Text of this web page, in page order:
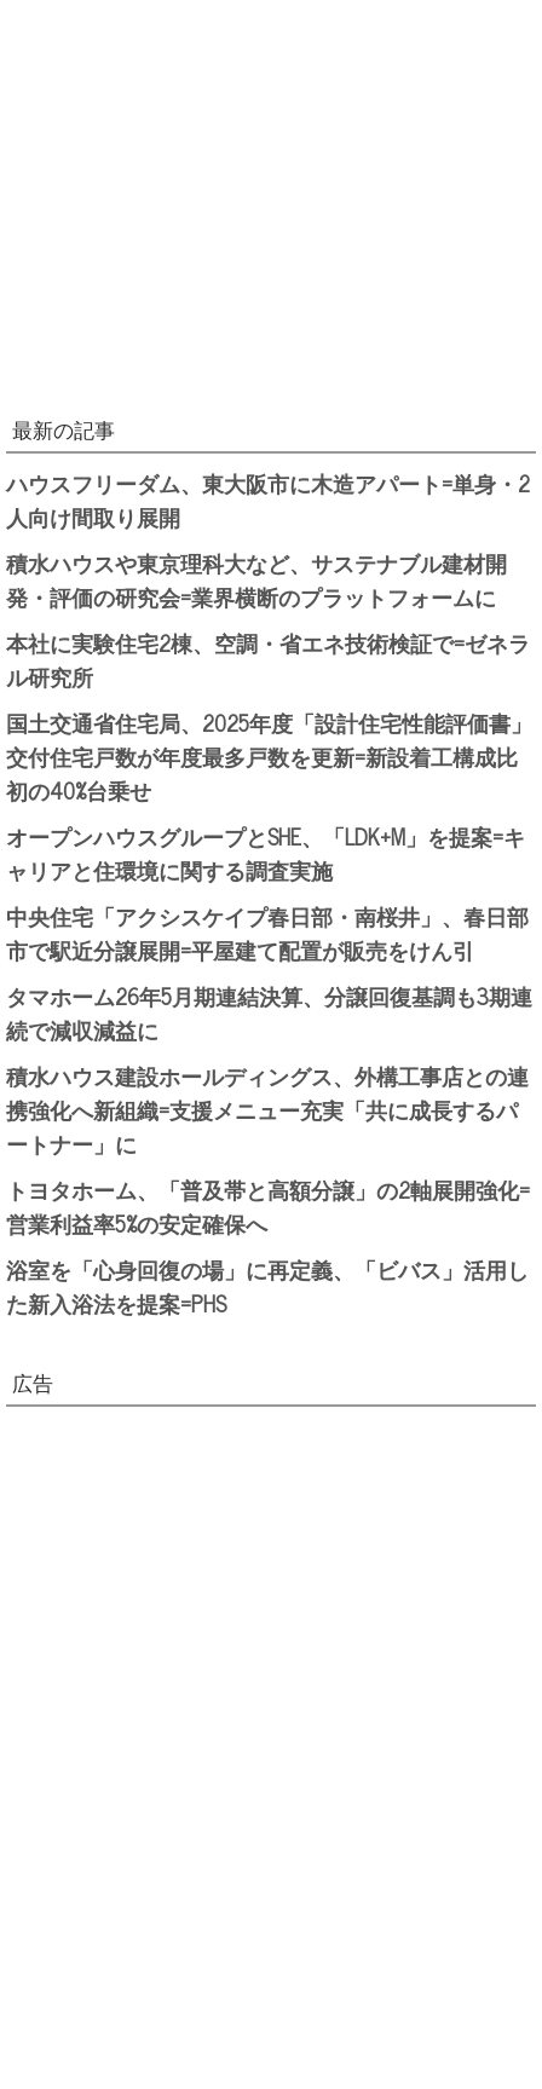
最新の記事
ハウスフリーダム、東大阪市に木造アパート=単身・2
人向け間取り展開
積水ハウスや東京理科大など、サステナブル建材開
発・評価の研究会=業界横断のプラットフォームに
本社に実験住宅2棟、空調・省エネ技術検証で=ゼネラ
ル研究所
国土交通省住宅局、2025年度「設計住宅性能評価書」
交付住宅戸数が年度最多戸数を更新=新設着工構成比
初の40%台乗せ
オープンハウスグループとSHE、「LDK+M」を提案=キ
ャリアと住環境に関する調査実施
中央住宅「アクシスケイプ春日部・南桜井」、春日部
市で駅近分譲展開=平屋建て配置が販売をけん引
タマホーム26年5月期連結決算、分譲回復基調も3期連
続で減収減益に
積水ハウス建設ホールディングス、外構工事店との連
携強化へ新組織=支援メニュー充実「共に成長するパ
ートナー」に
トヨタホーム、「普及帯と高額分譲」の2軸展開強化=
営業利益率5%の安定確保へ
浴室を「心身回復の場」に再定義、「ビバス」活用し
た新入浴法を提案=PHS
広告